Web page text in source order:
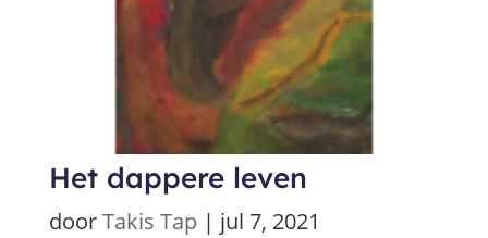
Het dappere leven
doorTakis Tap | jul 7, 2021